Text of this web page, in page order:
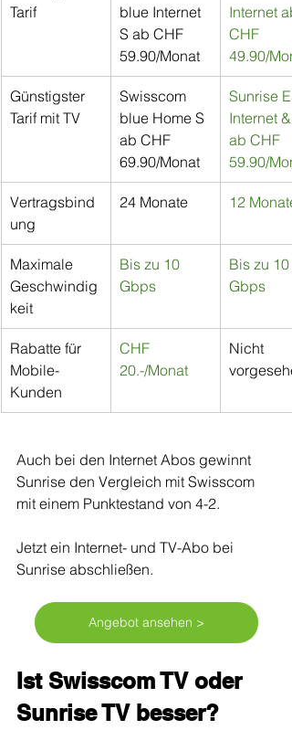
Tarif
blue Internet
S ab CHF
59.90/Monat
Internet ab
CHF
49.90/
Günstigster
Tarif mit TV
Swisscom
blue Home S
ab CHF
69.90/Monat
Sunrise
Internet &
ab CHF
59.90/
Vertragsbind
ung
24 Monate 12 Monate
Maximale
Geschwindig
keit
Bis zu 10
Gbps
Bis zu 10
Gbps
Rabatte für
Mobile-
Kunden
CHF
20.-/Monat
Nicht
Auch bei den Internet Abos gewinnt
Sunrise den Vergleich mit Swisscom
mit einem Punktestand von 4-2.
Jetzt ein Internet- und TV-Abo bei
Sunrise abschließen.
Angebot ansehen >
Ist Swisscom TV oder
Sunrise TV besser?